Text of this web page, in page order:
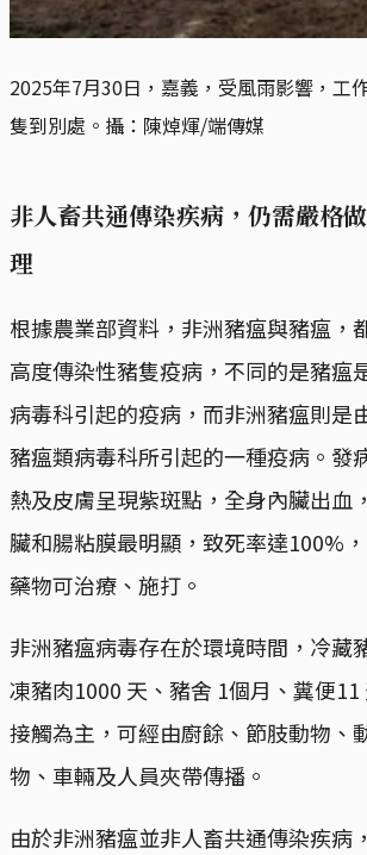
2025年7月30日，嘉義，受風雨影響，工
隻到別處。攝：陳焯煇/端傳媒
非人畜共通傳染疾病，仍需嚴格
理
根據農業部資料，非洲豬瘟與豬瘟，
高度傳染性豬隻疫病，不同的是豬瘟
病毒科引起的疫病，而非洲豬瘟則是
豬瘟類病毒科所引起的一種疫病。發
熱及皮膚呈現紫斑點，全身內臟出血
臟和腸粘膜最明顯，致死率達100%
藥物可治療、施打。
非洲豬瘟病毒存在於環境時間，冷藏
凍豬肉1000 天、豬舍 1個月、糞便11
接觸為主，可經由廚餘、節肢動物、
物、車輛及人員夾帶傳播。
由於非洲豬瘟並非人畜共通傳染疾病